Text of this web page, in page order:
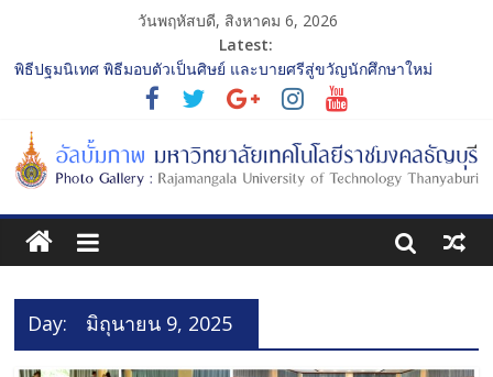
วันพฤหัสบดี, สิงหาคม 6, 2026
Latest:
พิธีปฐมนิเทศ พิธีมอบตัวเป็นศิษย์ และบายศรีสู่ขวัญนักศึกษาใหม่
ประจำปีการศึกษา 2568 รุ่นที่ 2
การประกวดทูตกิจกรรม ประจำปีการศึกษา 2568 “RMUTT Freshy
2025 Time to Nine-T”
โครงการแลกเปลี่ยนเรียนรู้บทบาทของกรรมการสภามหาวิทยาลัย
เทคโนโลยีราชมงคลธัญบุรี
รับน้องเข้าคณะศิลปกรรมศาสตร์ “โยนลูกรักษ์”
พิธีปฐมนิเทศ พิธีมอบตัวเป็นศิษย์ และบายศรีสู่ขวัญนักศึกษาใหม่
ประจำปีการศึกษา 2568 รุ่นที่ 3
Day: มิถุนายน 9, 2025